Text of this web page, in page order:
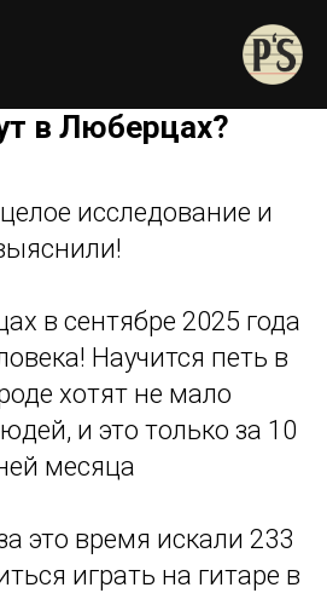
в Люберцах?
исследование и
в сентябре 2025 года
Научится петь в
хотят не мало
и это только за 10
месяца
это время искали 233
играть на гитаре в